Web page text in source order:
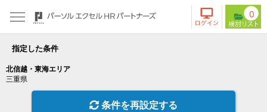
0
指定した条件
北信越・東海エリア
三重県
条件を再設定する